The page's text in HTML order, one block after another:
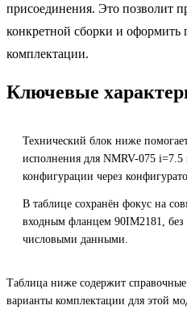
присоединения. Это позволит
конкретной сборки и оформить
комплектации.
Ключевые
Технический блок ниже
исполнения для NMRV-075 i=7.5
конфигурации через
В таблице сохранён фокус на
входным фланцем 90IM2181, без
числовыми данными.
Таблица ниже содержит
варианты комплектации для этой